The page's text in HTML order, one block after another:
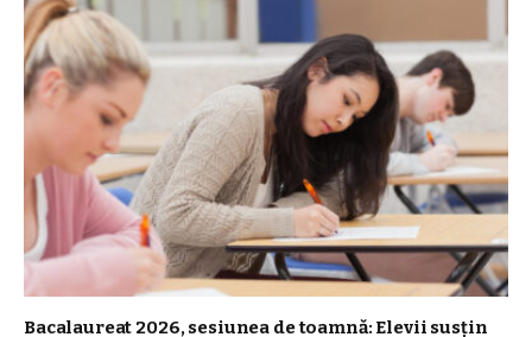
Bacalaureat 2026, sesiunea de toamnă: Elevii susțin